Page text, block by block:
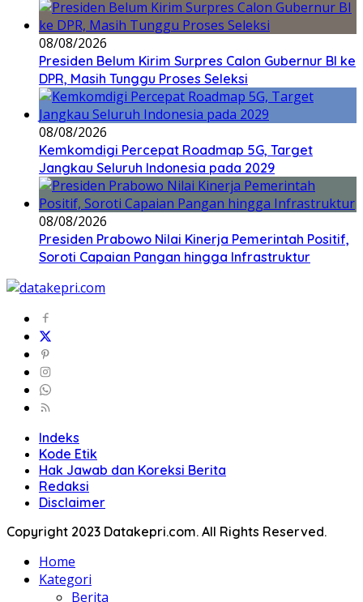
08/08/2026
Presiden Belum Kirim Surpres Calon Gubernur BI ke
DPR, Masih Tunggu Proses Seleksi
08/08/2026
Kemkomdigi Percepat Roadmap 5G, Target
Jangkau Seluruh Indonesia pada 2029
08/08/2026
Presiden Prabowo Nilai Kinerja Pemerintah Positif,
Soroti Capaian Pangan hingga Infrastruktur
Indeks
Kode Etik
Hak Jawab dan Koreksi Berita
Redaksi
Disclaimer
Copyright 2023 Datakepri.com. All Rights Reserved.
Home
Kategori
Berita